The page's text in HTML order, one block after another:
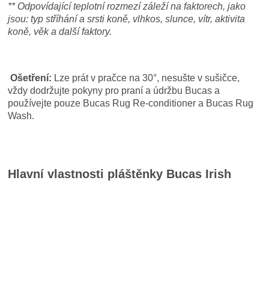
** Odpovídající teplotní rozmezí záleží na faktorech, jako
jsou: typ stříhání a srsti koně, vlhkos, slunce, vítr, aktivita
koně, věk a další faktory.
Ošetření: Lze prát v pračce na 30°, nesušte v sušičce,
vždy dodržujte pokyny pro praní a údržbu Bucas a
používejte pouze Bucas Rug Re-conditioner a Bucas Rug
Wash.
Hlavní vlastnosti pláštěnky Bucas Irish